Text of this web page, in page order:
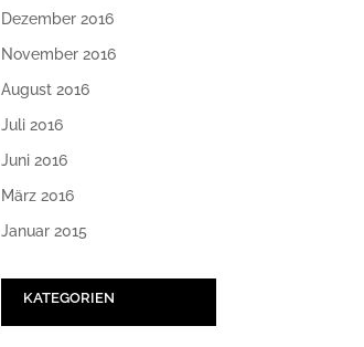
Dezember 2016
November 2016
August 2016
Juli 2016
Juni 2016
März 2016
Januar 2015
KATEGORIEN